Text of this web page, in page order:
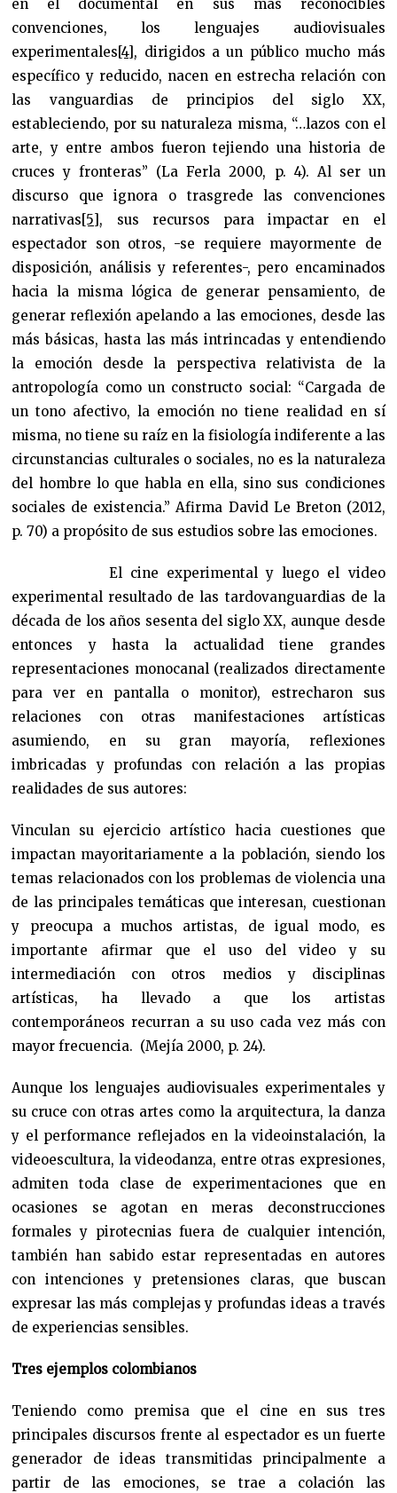
en el documental en sus más reconocibles
convenciones, los lenguajes audiovisuales
experimentales[4], dirigidos a un público mucho más
específico y reducido, nacen en estrecha relación con
las vanguardias de principios del siglo XX,
estableciendo, por su naturaleza misma, “…lazos con el
arte, y entre ambos fueron tejiendo una historia de
cruces y fronteras” (La Ferla 2000, p. 4). Al ser un
discurso que ignora o trasgrede las convenciones
narrativas[5], sus recursos para impactar en el
espectador son otros, -se requiere mayormente de
disposición, análisis y referentes-, pero encaminados
hacia la misma lógica de generar pensamiento, de
generar reflexión apelando a las emociones, desde las
más básicas, hasta las más intrincadas y entendiendo
la emoción desde la perspectiva relativista de la
antropología como un constructo social: “Cargada de
un tono afectivo, la emoción no tiene realidad en sí
misma, no tiene su raíz en la fisiología indiferente a las
circunstancias culturales o sociales, no es la naturaleza
del hombre lo que habla en ella, sino sus condiciones
sociales de existencia.” Afirma David Le Breton (2012,
p. 70) a propósito de sus estudios sobre las emociones.
El cine experimental y luego el video
experimental resultado de las tardovanguardias de la
década de los años sesenta del siglo XX, aunque desde
entonces y hasta la actualidad tiene grandes
representaciones monocanal (realizados directamente
para ver en pantalla o monitor), estrecharon sus
relaciones con otras manifestaciones artísticas
asumiendo, en su gran mayoría, reflexiones
imbricadas y profundas con relación a las propias
realidades de sus autores:
Vinculan su ejercicio artístico hacia cuestiones que
impactan mayoritariamente a la población, siendo los
temas relacionados con los problemas de violencia una
de las principales temáticas que interesan, cuestionan
y preocupa a muchos artistas, de igual modo, es
importante afirmar que el uso del video y su
intermediación con otros medios y disciplinas
artísticas, ha llevado a que los artistas
contemporáneos recurran a su uso cada vez más con
mayor frecuencia. (Mejía 2000, p. 24).
Aunque los lenguajes audiovisuales experimentales y
su cruce con otras artes como la arquitectura, la danza
y el performance reflejados en la videoinstalación, la
videoescultura, la videodanza, entre otras expresiones,
admiten toda clase de experimentaciones que en
ocasiones se agotan en meras deconstrucciones
formales y pirotecnias fuera de cualquier intención,
también han sabido estar representadas en autores
con intenciones y pretensiones claras, que buscan
expresar las más complejas y profundas ideas a través
de experiencias sensibles.
Tres ejemplos colombianos
Teniendo como premisa que el cine en sus tres
principales discursos frente al espectador es un fuerte
generador de ideas transmitidas principalmente a
partir de las emociones, se trae a colación las